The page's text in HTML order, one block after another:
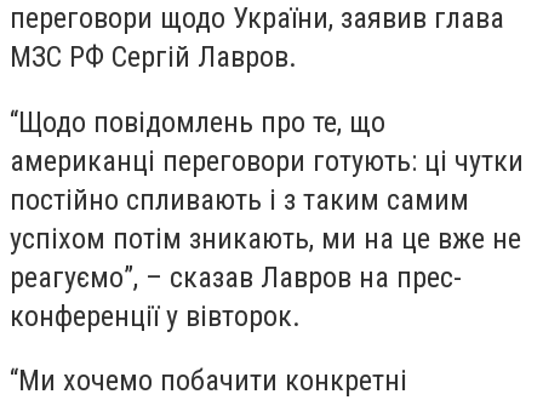
переговори щодо України, заявив глава
МЗС РФ Сергій Лавров.
“Щодо повідомлень про те, що
американці переговори готують: ці чутки
постійно спливають і з таким самим
успіхом потім зникають, ми на це вже не
реагуємо”, – сказав Лавров на прес-
конференції у вівторок.
“Ми хочемо побачити конкретні